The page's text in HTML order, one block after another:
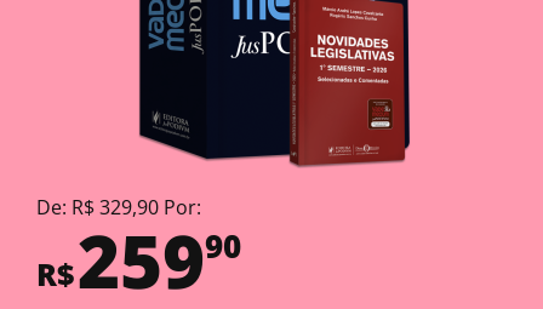
De: R$ 329,90 Por:
R$25990